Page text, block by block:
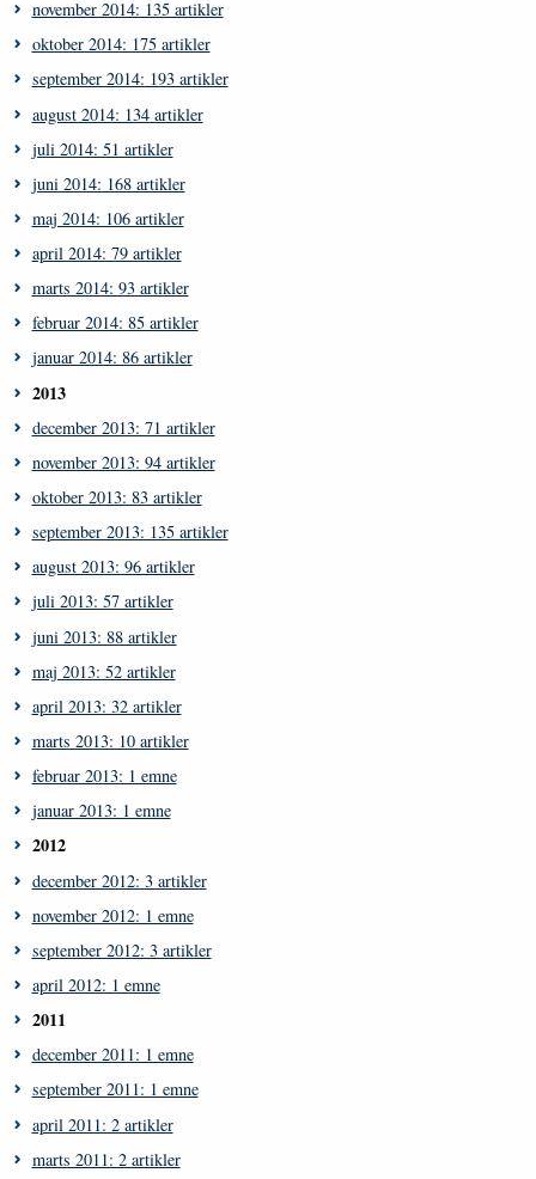
november 2014: 135 artikler
oktober 2014: 175 artikler
september 2014: 193 artikler
august 2014: 134 artikler
juli 2014: 51 artikler
juni 2014: 168 artikler
maj 2014: 106 artikler
april 2014: 79 artikler
marts 2014: 93 artikler
februar 2014: 85 artikler
januar 2014: 86 artikler
2013
december 2013: 71 artikler
november 2013: 94 artikler
oktober 2013: 83 artikler
september 2013: 135 artikler
august 2013: 96 artikler
juli 2013: 57 artikler
juni 2013: 88 artikler
maj 2013: 52 artikler
april 2013: 32 artikler
marts 2013: 10 artikler
februar 2013: 1 emne
januar 2013: 1 emne
2012
december 2012: 3 artikler
november 2012: 1 emne
september 2012: 3 artikler
april 2012: 1 emne
2011
december 2011: 1 emne
september 2011: 1 emne
april 2011: 2 artikler
marts 2011: 2 artikler